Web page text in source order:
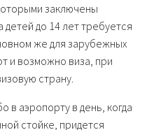
заключены
до 14 лет требуется
же для зарубежных
и возможно виза, при
страну.
в аэропорту в день, когда
стойке, придется